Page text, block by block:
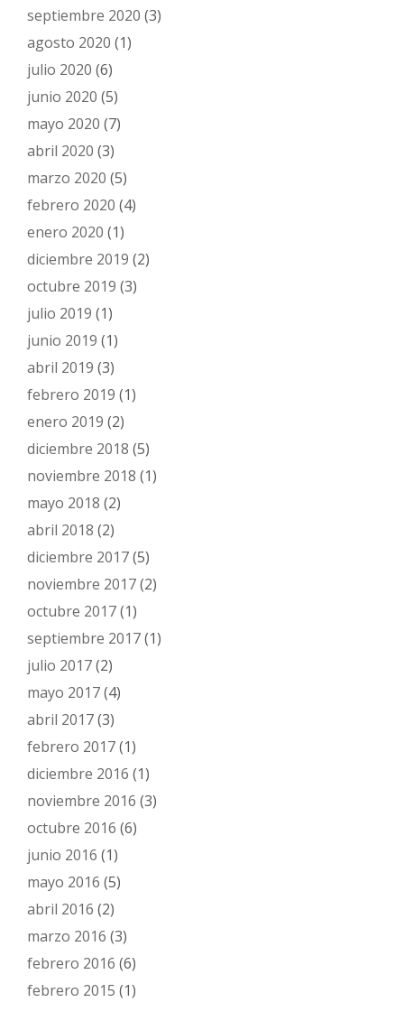
septiembre 2020 (3)
agosto 2020 (1)
julio 2020 (6)
junio 2020 (5)
mayo 2020 (7)
abril 2020 (3)
marzo 2020 (5)
febrero 2020 (4)
enero 2020 (1)
diciembre 2019 (2)
octubre 2019 (3)
julio 2019 (1)
junio 2019 (1)
abril 2019 (3)
febrero 2019 (1)
enero 2019 (2)
diciembre 2018 (5)
noviembre 2018 (1)
mayo 2018 (2)
abril 2018 (2)
diciembre 2017(5)
noviembre 2017(2)
octubre 2017(1)
septiembre 2017(1)
julio 2017(2)
mayo 2017(4)
abril 2017(3)
febrero 2017(1)
diciembre 2016 (1)
noviembre 2016 (3)
octubre 2016 (6)
junio 2016 (1)
mayo 2016 (5)
abril 2016 (2)
marzo 2016 (3)
febrero 2016 (6)
febrero 2015 (1)